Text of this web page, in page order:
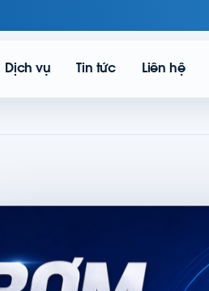
Dịch vụ Tin tức Liên hệ